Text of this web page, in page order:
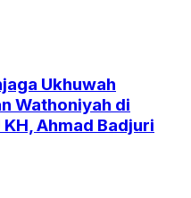
Ukhuwah
Wathoniyah di
Ahmad Badjuri